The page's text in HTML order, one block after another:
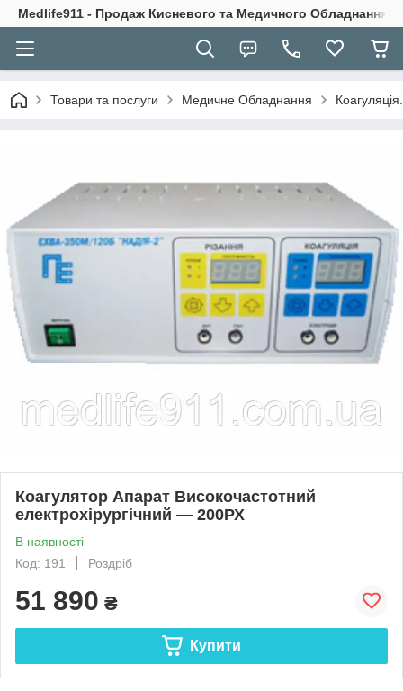
Medlife911 - Продаж Кисневого та Медичного Обладнання
Товари та послуги Медичне Обладнання
Коагулятор Апарат Високочастотний
електрохірургічний — 200РХ
В наявності
Код: 191
Роздріб
51 890 ₴
Купити